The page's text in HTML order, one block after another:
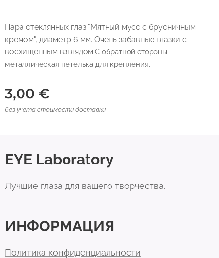
Пара стеклянных глаз "Мятный мусс с брусничным
кремом", диаметр 6 мм. Очень забавные глазки с
восхищенным взглядом.С обратной стороны
металлическая петелька для крепления.
3,00 €
без учета стоимости доставки
EYE Laboratory
Лучшие глаза для вашего творчества.
ИНФОРМАЦИЯ
Политика конфиденциальности